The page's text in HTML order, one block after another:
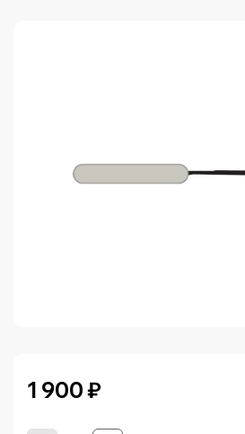
1 900₽